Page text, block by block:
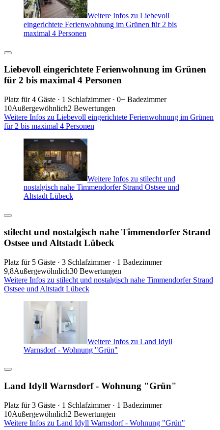
Weitere Infos zu Liebevoll
eingerichtete Ferienwohnung im Grünen für 2 bis
maximal 4 Personen
Liebevoll eingerichtete Ferienwohnung im Grünen
für 2 bis maximal 4 Personen
Platz für 4 Gäste · 1 Schlafzimmer · 0+ Badezimmer
10Außergewöhnlich2 Bewertungen
Weitere Infos zu Liebevoll eingerichtete Ferienwohnung im Grünen
für 2 bis maximal 4 Personen
Weitere Infos zu stilecht und
nostalgisch nahe Timmendorfer Strand Ostsee und
Altstadt Lübeck
stilecht und nostalgisch nahe Timmendorfer Strand
Ostsee und Altstadt Lübeck
Platz für 5 Gäste · 3 Schlafzimmer · 1 Badezimmer
9,8Außergewöhnlich30 Bewertungen
Weitere Infos zu stilecht und nostalgisch nahe Timmendorfer Strand
Ostsee und Altstadt Lübeck
Weitere Infos zu Land Idyll
Warnsdorf - Wohnung "Grün"
Land Idyll Warnsdorf - Wohnung "Grün"
Platz für 3 Gäste · 1 Schlafzimmer · 1 Badezimmer
10Außergewöhnlich2 Bewertungen
Weitere Infos zu Land Idyll Warnsdorf - Wohnung "Grün"